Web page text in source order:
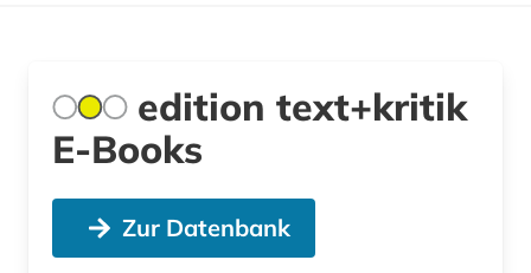
edition text+kritik
E-Books
Zur Datenbank